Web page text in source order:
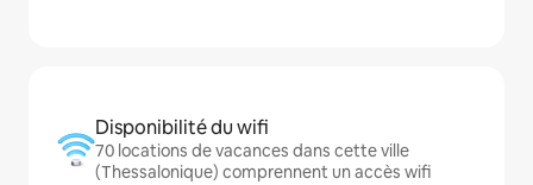
Disponibilité du wifi
70 locations de vacances dans cette ville
(Thessalonique) comprennent un accès wifi